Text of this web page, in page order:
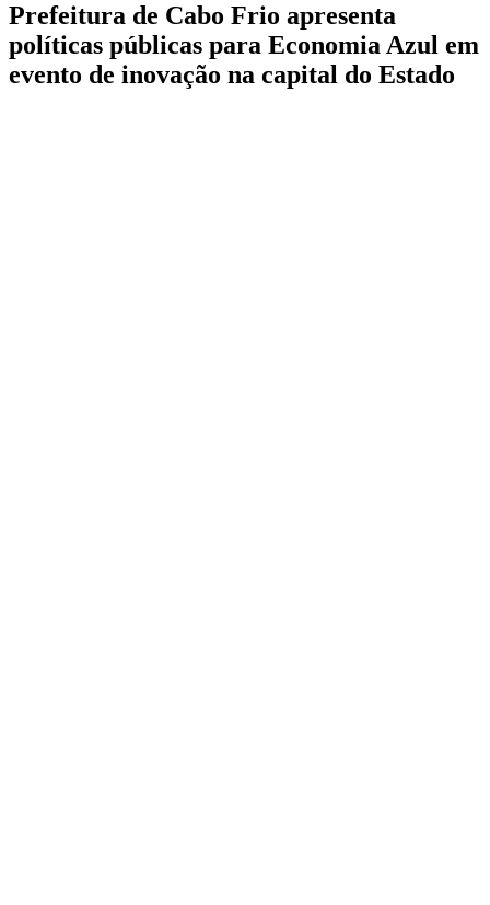
Prefeitura de Cabo Frio apresenta
políticas públicas para Economia Azul em
evento de inovação na capital do Estado